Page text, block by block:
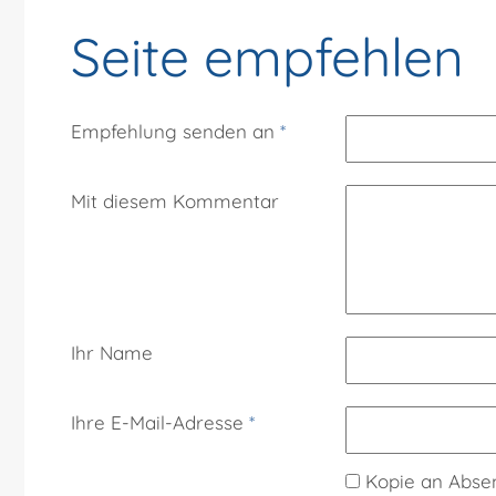
Seite empfehlen
Empfehlung senden an *
Mit diesem Kommentar
Ihr Name
Ihre E-Mail-Adresse *
Kopie an